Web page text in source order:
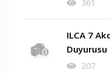
361
ILCA 7
Duyurusu
207